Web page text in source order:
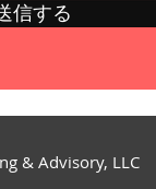
信する
& Advisory, LLC​